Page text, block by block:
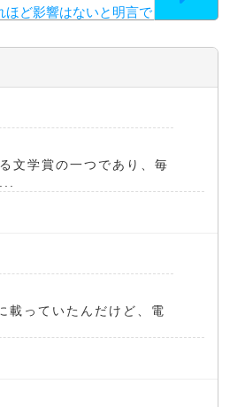
ほど影響はないと明言で
文学賞の一つであり、毎
載っていたんだけど、電